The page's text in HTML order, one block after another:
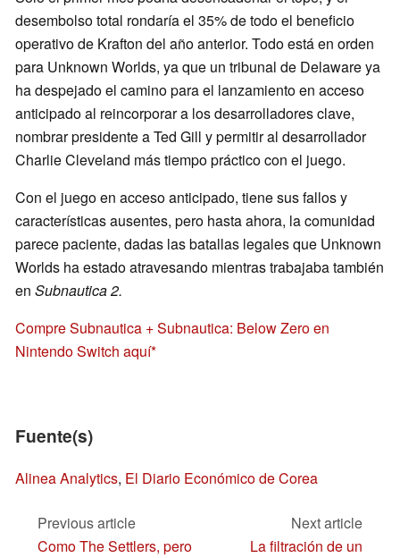
desembolso total rondaría el 35% de todo el beneficio
operativo de Krafton del año anterior. Todo está en orden
para Unknown Worlds, ya que un tribunal de Delaware ya
ha despejado el camino para el lanzamiento en acceso
anticipado al reincorporar a los desarrolladores clave,
nombrar presidente a Ted Gill y permitir al desarrollador
Charlie Cleveland más tiempo práctico con el juego.
Con el juego en acceso anticipado, tiene sus fallos y
características ausentes, pero hasta ahora, la comunidad
parece paciente, dadas las batallas legales que Unknown
Worlds ha estado atravesando mientras trabajaba también
en Subnautica 2.
Compre Subnautica + Subnautica: Below Zero en
Nintendo Switch aquí
Fuente(s)
Alinea Analytics, El Diario Económico de Corea
Previous article
Como The Settlers, pero
Next article
La filtración de un